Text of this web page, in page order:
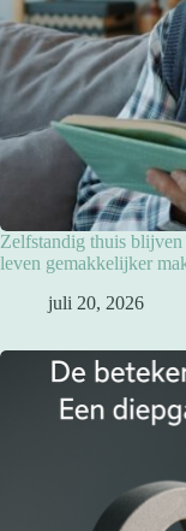
Zelfstandig thuis
leven gemakkelijker
juli 20, 2026